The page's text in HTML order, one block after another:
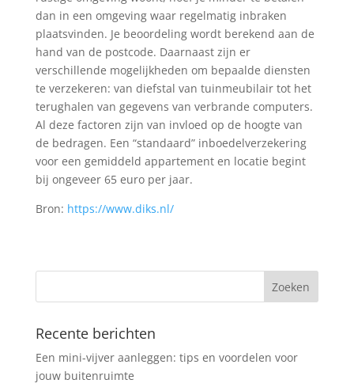
dan in een omgeving waar regelmatig inbraken
plaatsvinden. Je beoordeling wordt berekend aan de
hand van de postcode. Daarnaast zijn er
verschillende mogelijkheden om bepaalde diensten
te verzekeren: van diefstal van tuinmeubilair tot het
terughalen van gegevens van verbrande computers.
Al deze factoren zijn van invloed op de hoogte van
de bedragen. Een “standaard” inboedelverzekering
voor een gemiddeld appartement en locatie begint
bij ongeveer 65 euro per jaar.
Bron: https://www.diks.nl/
Recente berichten
Een mini-vijver aanleggen: tips en voordelen voor
jouw buitenruimte